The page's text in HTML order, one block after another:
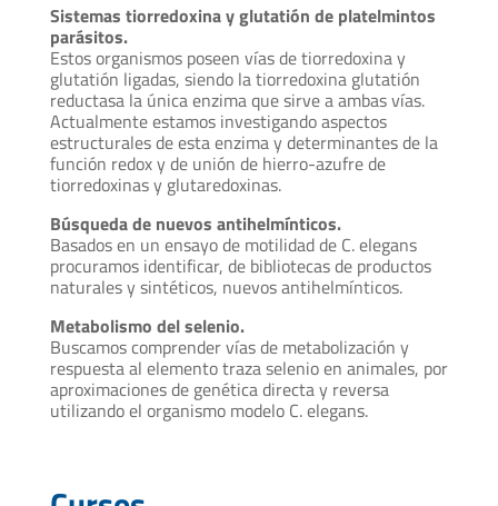
Sistemas tiorredoxina y glutatión de platelmintos
parásitos.
Estos organismos poseen vías de tiorredoxina y
glutatión ligadas, siendo la tiorredoxina glutatión
reductasa la única enzima que sirve a ambas vías.
Actualmente estamos investigando aspectos
estructurales de esta enzima y determinantes de la
función redox y de unión de hierro-azufre de
tiorredoxinas y glutaredoxinas.
Búsqueda de nuevos antihelmínticos.
Basados en un ensayo de motilidad de C. elegans
procuramos identificar, de bibliotecas de productos
naturales y sintéticos, nuevos antihelmínticos.
Metabolismo del selenio.
Buscamos comprender vías de metabolización y
respuesta al elemento traza selenio en animales, por
aproximaciones de genética directa y reversa
utilizando el organismo modelo C. elegans.